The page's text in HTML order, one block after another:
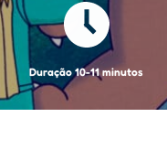
Duração 10-11 minutos